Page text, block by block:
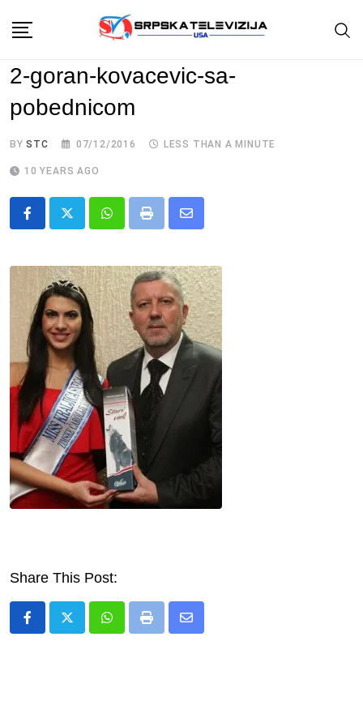
content
2-goran-kovacevic-sa-
pobednicom
BYSTC 07/12/2016 LESS THAN A MINUTE
10 YEARS AGO
Whatsapp
Print
Share
Email
Share This Post:
Whatsapp
Print
Share